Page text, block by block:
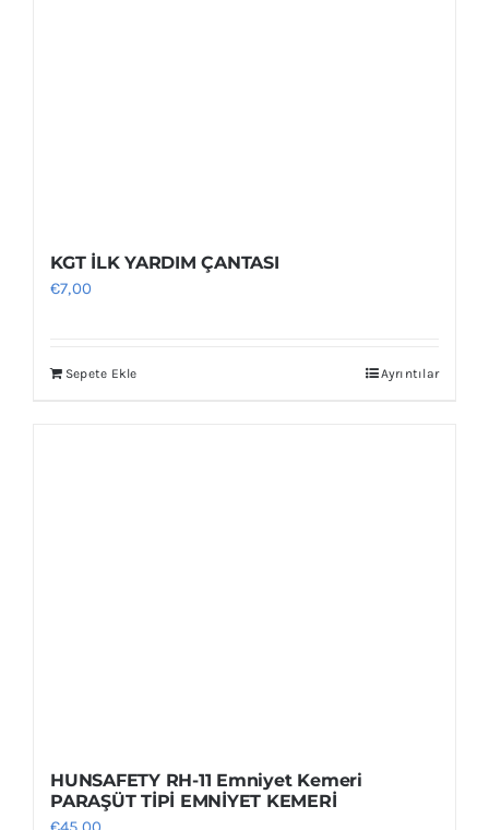
KGT İLK YARDIM ÇANTASI
€7,00
Sepete Ekle Ayrıntılar
HUNSAFETY RH-11 Emniyet Kemeri
PARAŞÜT TİPİ EMNİYET KEMERİ